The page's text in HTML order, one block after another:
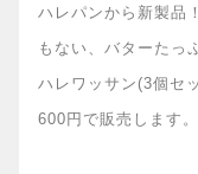
ハレパンから新製品
もない、バターたっ
ハレワッサン(3個セ
600円で販売します。